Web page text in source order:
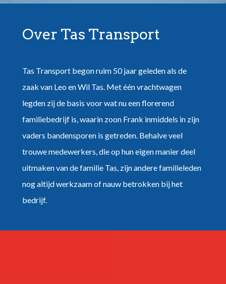
Over Tas Transport
Tas Transport begon ruim 50 jaar geleden als de
zaak van Leo en Wil Tas. Met één vrachtwagen
legden zij de basis voor wat nu een florerend
familiebedrijf is, waarin zoon Frank inmiddels in zijn
vaders bandensporen is getreden. Behalve veel
trouwe medewerkers, die op hun eigen manier deel
uitmaken van de familie Tas, zijn andere familieleden
nog altijd werkzaam of nauw betrokken bij het
bedrijf.